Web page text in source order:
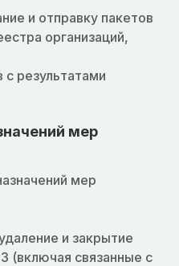
и отправку пакетов
организаций,
результатами
мер
мер
и закрытие
(включая связанные с